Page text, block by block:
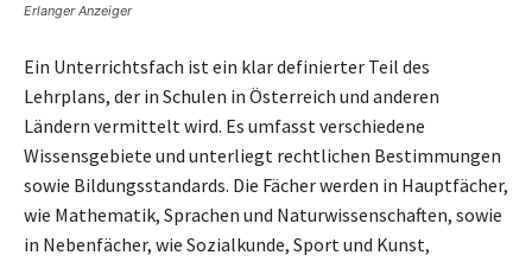
Erlanger Anzeiger
Ein Unterrichtsfach ist ein klar definierter Teil des
Lehrplans, der in Schulen in Österreich und anderen
Ländern vermittelt wird. Es umfasst verschiedene
Wissensgebiete und unterliegt rechtlichen Bestimmungen
sowie Bildungsstandards. Die Fächer werden in Hauptfächer,
wie Mathematik, Sprachen und Naturwissenschaften, sowie
in Nebenfächer, wie Sozialkunde, Sport und Kunst,